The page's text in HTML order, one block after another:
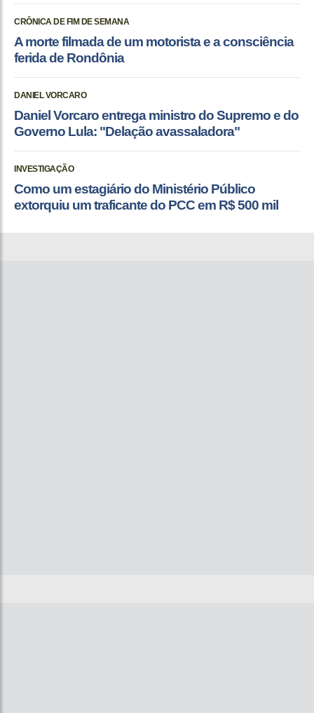
CRÔNICA DE FIM DE SEMANA
A morte filmada de um motorista e a consciência
ferida de Rondônia
DANIEL VORCARO
Daniel Vorcaro entrega ministro do Supremo e do
Governo Lula: "Delação avassaladora"
INVESTIGAÇÃO
Como um estagiário do Ministério Público
extorquiu um traficante do PCC em R$ 500 mil